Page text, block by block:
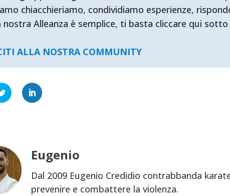
chiacchieriamo, condividiamo esperienze,
nostra Alleanza è semplice, ti basta cliccare qui sotto
ALLA NOSTRA COMMUNITY
Eugenio
Dal 2009 Eugenio Credidio contrabbanda
prevenire e combattere la violenza.